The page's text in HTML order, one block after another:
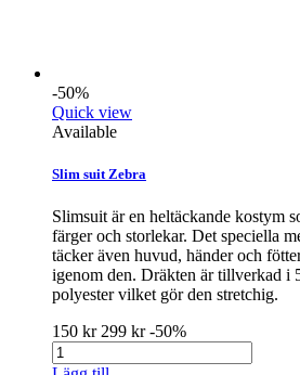
-50%
Quick view
Available
Slim suit Zebra
Slimsuit är en heltäckande kostym
färger och storlekar. Det speciella
täcker även huvud, händer och
igenom den. Dräkten är tillverkad i
polyester vilket gör den stretchig.
150 kr 299 kr-50%